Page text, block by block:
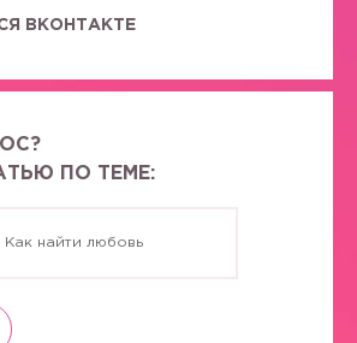
ВКОНТАКТЕ
ПО ТЕМЕ: